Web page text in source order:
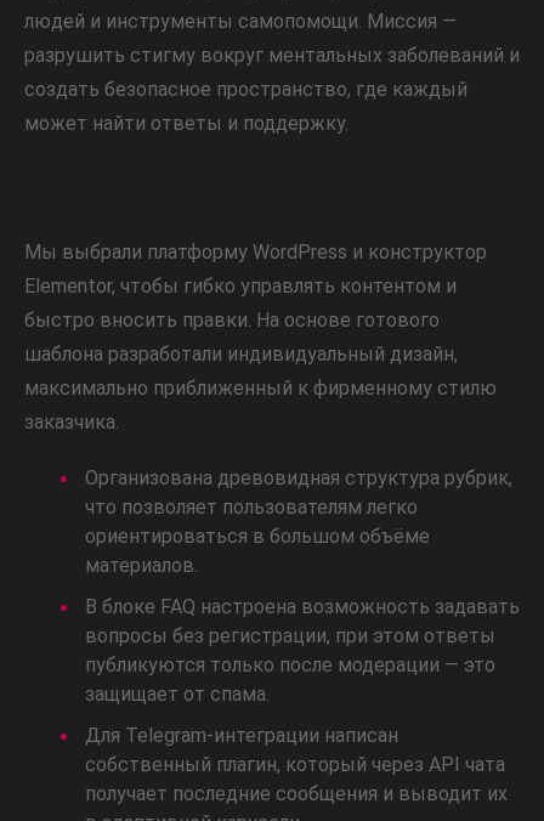
людей и инструменты самопомощи. Миссия —
разрушить стигму вокруг ментальных заболеваний и
создать безопасное пространство, где каждый
может найти ответы и поддержку.
Мы выбрали платформу WordPress и конструктор
Elementor, чтобы гибко управлять контентом и
быстро вносить правки. На основе готового
шаблона разработали индивидуальный дизайн,
максимально приближенный к фирменному стилю
заказчика.
Организована древовидная структура рубрик,
что позволяет пользователям легко
ориентироваться в большом объёме
материалов.
В блоке FAQ настроена возможность задавать
вопросы без регистрации, при этом ответы
публикуются только после модерации — это
защищает от спама.
Для Telegram-интеграции написан
собственный плагин, который через API чата
получает последние сообщения и выводит их